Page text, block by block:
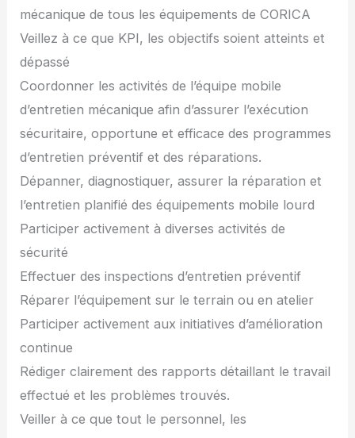
mécanique de tous les équipements de CORICA
Veillez à ce que KPI, les objectifs soient atteints et
dépassé
Coordonner les activités de l’équipe mobile
d’entretien mécanique afin d’assurer l’exécution
sécuritaire, opportune et efficace des programmes
d’entretien préventif et des réparations.
Dépanner, diagnostiquer, assurer la réparation et
l’entretien planifié des équipements mobile lourd
Participer activement à diverses activités de
sécurité
Effectuer des inspections d’entretien préventif
Réparer l’équipement sur le terrain ou en atelier
Participer activement aux initiatives d’amélioration
continue
Rédiger clairement des rapports détaillant le travail
effectué et les problèmes trouvés.
Veiller à ce que tout le personnel, les